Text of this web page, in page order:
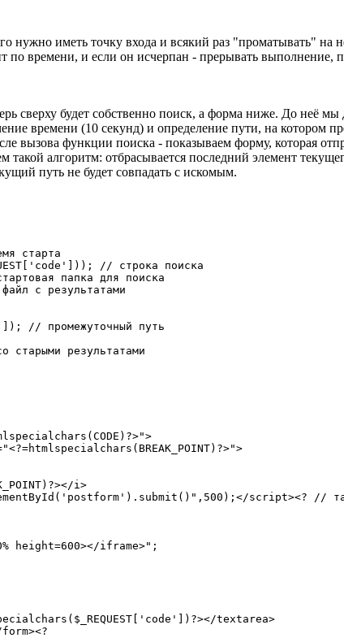
нужно иметь точку входа и всякий раз "проматывать" на
по времени, и если он исчерпан - прерывать выполнение,
сверху будет собственно поиск, а форма ниже. До неё
времени (10 секунд) и определение пути, на котором
вызова функции поиска - показываем форму, которая
алгоритм: отбрасывается последний элемент
путь не будет совпадать с искомым.
старта
// строка поиска
папка для поиска
с результатами
// промежуточный путь
результатами
i>
script><? //
iframe>";
textarea>